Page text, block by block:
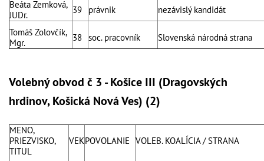
Beáta Zemková,
JUDr.
39 právnik
nezávislý kandidát
Tomáš Zolovčík,
Mgr.
38 soc. pracovník Slovenská národná strana
Volebný obvod č 3 - Košice III (Dragovských
hrdinov, Košická Nová Ves) (2)
MENO,
PRIEZVISKO,
TITUL
VEKPOVOLANIE VOLEB. KOALÍCIA / STRANA